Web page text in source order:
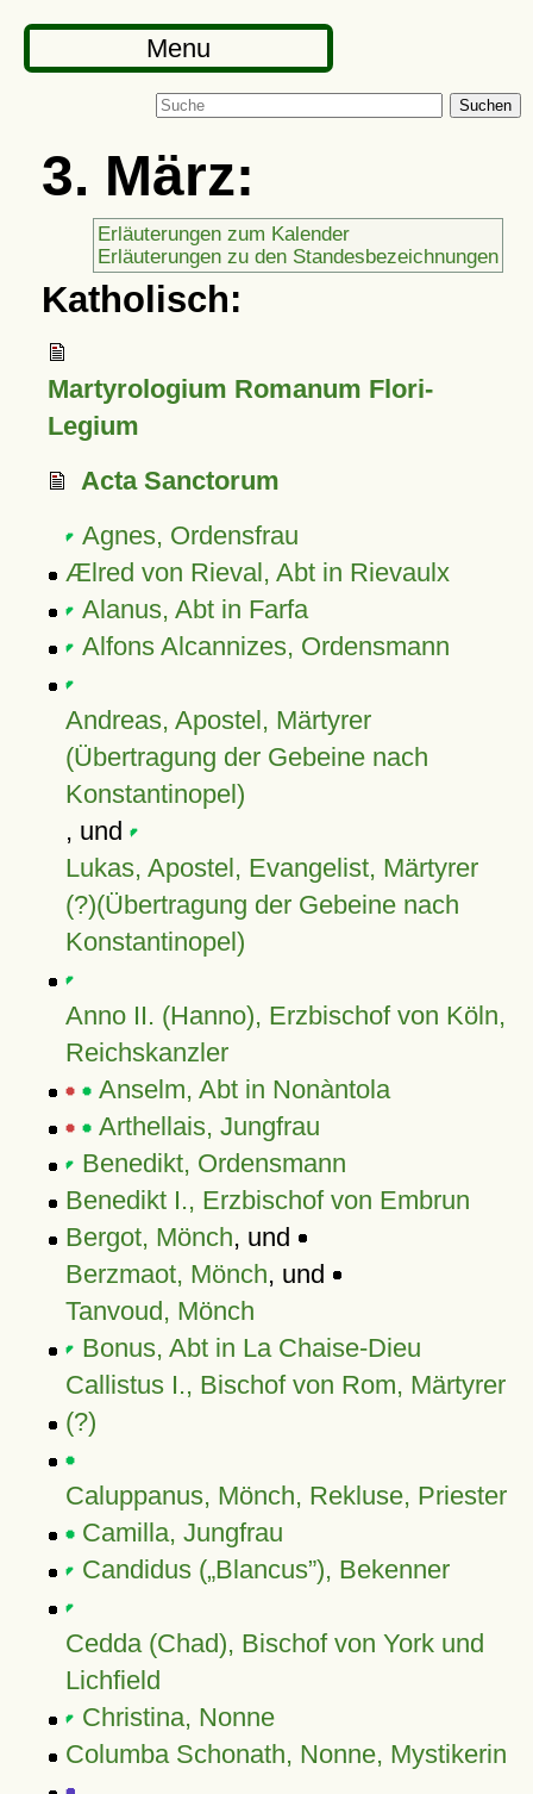
Menu
Suchen
3. März:
Erläuterungen zum Kalender
Erläuterungen zu den Standesbezeichnungen
Katholisch:
Martyrologium Romanum Flori-
Legium
Acta Sanctorum
Agnes, Ordensfrau
Ælred von Rieval, Abt in Rievaulx
Alanus, Abt in Farfa
Alfons Alcannizes, Ordensmann
Andreas, Apostel, Märtyrer
(Übertragung der Gebeine nach
Konstantinopel)
, und
Lukas, Apostel, Evangelist, Märtyrer
(?)(Übertragung der Gebeine nach
Konstantinopel)
Anno II. (Hanno), Erzbischof von Köln,
Reichskanzler
Anselm, Abt in Nonàntola
Arthellais, Jungfrau
Benedikt, Ordensmann
Benedikt I., Erzbischof von Embrun
Bergot, Mönch, und
Berzmaot, Mönch, und
Tanvoud, Mönch
Bonus, Abt in La Chaise-Dieu
Callistus I., Bischof von Rom, Märtyrer
(?)
Caluppanus, Mönch, Rekluse, Priester
Camilla, Jungfrau
Candidus ( Blancus ), Bekenner
Cedda (Chad), Bischof von York und
Lichfield
Christina, Nonne
Columba Schonath, Nonne, Mystikerin